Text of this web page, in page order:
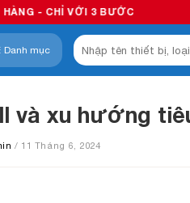
3 BƯỚC
Danh mục
Tìm
kiếm:
và xu hướng
/ 11 Tháng 6, 2024